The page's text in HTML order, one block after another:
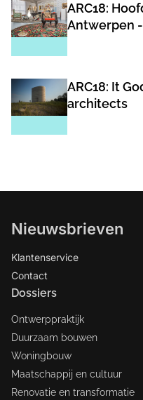
ARC18:
Antwerpen
ARC18: It
architects
Nieuwsbrieven
Klantenservice
Contact
Dossiers
Ontwerppraktijk
Duurzaam bouwen
Woningbouw
Maatschappij en cultuur
Renovatie en transformatie